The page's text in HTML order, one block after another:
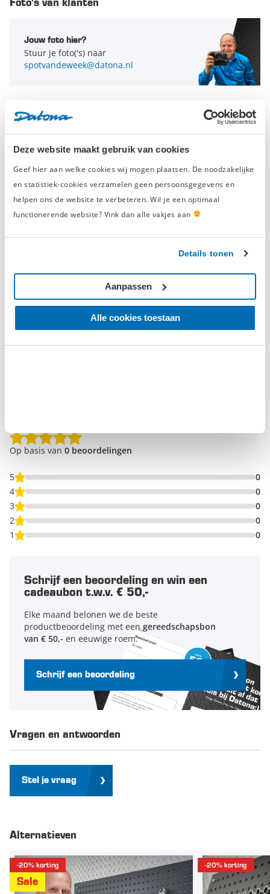
Deze website maakt gebruik van cookies
Geef hier aan welke cookies wij mogen plaatsen. De noodzakelijke
en statistiek-cookies verzamelen geen persoonsgegevens en
helpen ons de website te verbeteren. Wil je een optimaal
functionerende website? Vink dan alle vakjes aan
Details tonen
Alle cookies toestaan
Aanpassen
bevestigingsmateriaal geleverd.
gereedschapshouders. Bepaal volledig zelf hoe je de
magneetstrips gebruikt. Positioneer ze bijvoorbeeld naast
elkaar zodat je meerdere sleutels op maat kunt rangschikken.
Ideaal! De magneetstrips zijn compact waardoor ze weinig
door deze handige
magneetstrips van Datona te gebruiken.
De twee magnetische gereedschapshouders hebben een
totale lengte van 35 centimeter
gereserveerd voor de magneet. De overige 10 centimeter
gebruik je om de magneetstrips op te hangen.
Foto's van klanten
Jouw foto hier?
Stuur je foto('s) naar
spotvandeweek@datona.nl
Op basis van 0 beoordelingen
5
0
4
0
3
0
2
0
1
0
Schrijf een beoordeling en win een
cadeaubon t.w.v. € 50,-
Elke maand belonen we de beste
productbeoordeling met eengereedschapsbon
van € 50,- en eeuwige roem.
Schrijf een beoordeling
Vragen en antwoorden
Stel je vraag
Alternatieven
-20% korting
Sale
-20% korting